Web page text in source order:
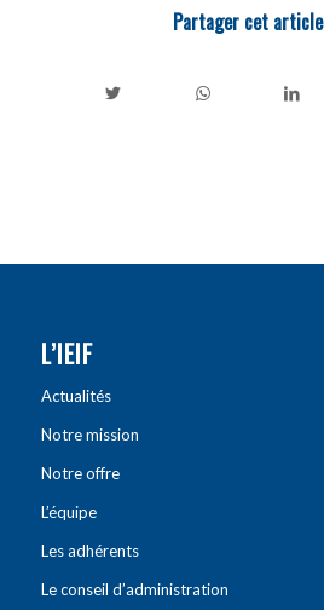
Partager cet article
L’IEIF
Actualités
Notre mission
Notre offre
L’équipe
Les adhérents
Le conseil d’administration